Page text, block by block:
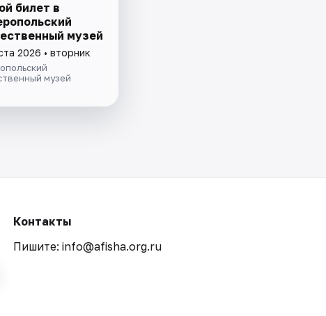
билет в
музей
2026 • вторник
музей
Контакты
Пишите: info@afisha.org.ru